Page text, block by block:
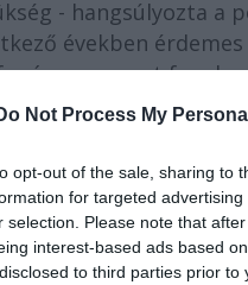
Not Process My
opt-out of the sale, sharing to
for targeted
selection. Please note that
interest-based ads based
to third parties prior
- hangsúlyozta a
években
programot
összefogása
kultúránk